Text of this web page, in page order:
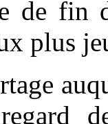
de fin
plus